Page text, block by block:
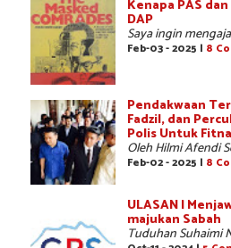
Kenapa PAS
DAP
Saya ingin
Feb-03 - 2025 | 8
Pendakwaan
Fadzil, dan
Polis Untuk
Oleh Hilmi Afendi
Feb-02 - 2025 | 8
ULASAN |
majukan Sabah
Tuduhan Suhaimi